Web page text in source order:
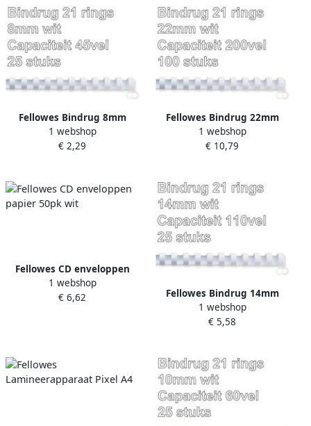
Fellowes Bindrug 8mm
21rings A4 wit 25 stuks
1 webshop
€ 2,29
Fellowes Bindrug 22mm
21rings A4 wit 100stuks
1 webshop
€ 10,79
Fellowes CD enveloppen
papier 50pk wit
1 webshop
€ 6,62
Fellowes Bindrug 14mm
21rings A4 wit 25stuks
1 webshop
€ 5,58